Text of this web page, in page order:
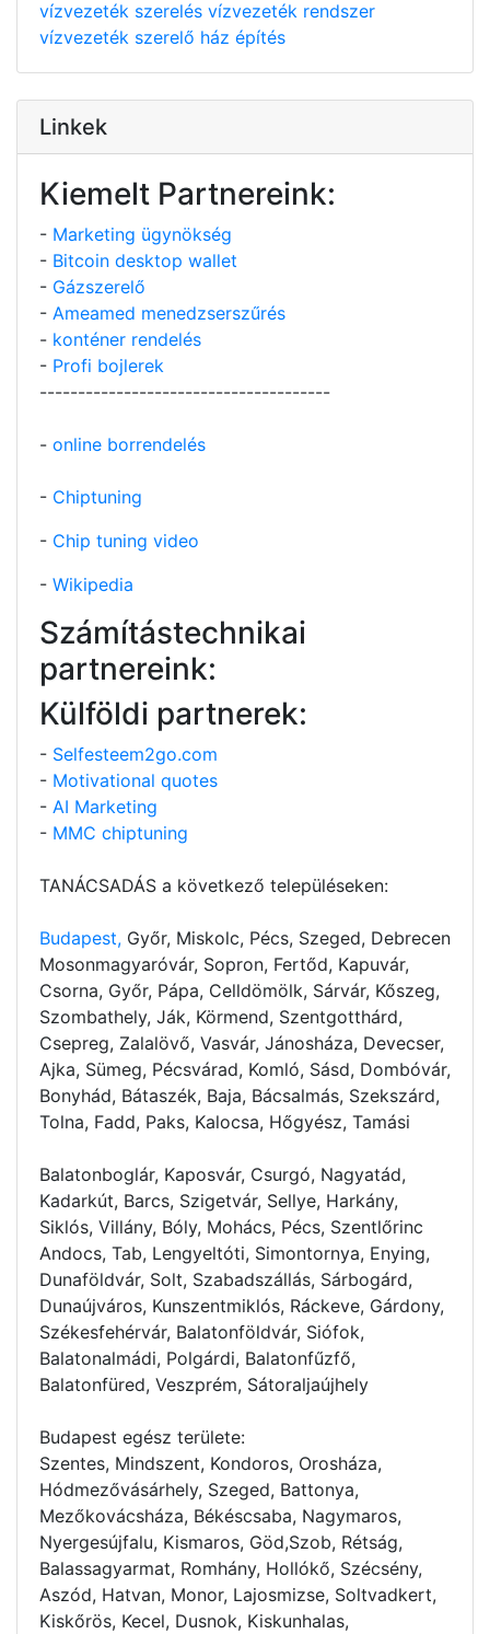
vízvezeték szerelés vízvezeték rendszer
vízvezeték szerelő ház építés
Linkek
Kiemelt Partnereink:
- Marketing ügynökség
- Bitcoin desktop wallet
- Gázszerelő
- Ameamed menedzserszűrés
- konténer rendelés
- Profi bojlerek
--------------------------------------
- online borrendelés
- Chiptuning
- Chip tuning video
- Wikipedia
Számítástechnikai
partnereink:
Külföldi partnerek:
- Selfesteem2go.com
- Motivational quotes
- AI Marketing
- MMC chiptuning
TANÁCSADÁS a következő településeken:
Budapest, Győr, Miskolc, Pécs, Szeged, Debrecen
Mosonmagyaróvár, Sopron, Fertőd, Kapuvár,
Csorna, Győr, Pápa, Celldömölk, Sárvár, Kőszeg,
Szombathely, Ják, Körmend, Szentgotthárd,
Csepreg, Zalalövő, Vasvár, Jánosháza, Devecser,
Ajka, Sümeg, Pécsvárad, Komló, Sásd, Dombóvár,
Bonyhád, Bátaszék, Baja, Bácsalmás, Szekszárd,
Tolna, Fadd, Paks, Kalocsa, Hőgyész, Tamási
Balatonboglár, Kaposvár, Csurgó, Nagyatád,
Kadarkút, Barcs, Szigetvár, Sellye, Harkány,
Siklós, Villány, Bóly, Mohács, Pécs, Szentlőrinc
Andocs, Tab, Lengyeltóti, Simontornya, Enying,
Dunaföldvár, Solt, Szabadszállás, Sárbogárd,
Dunaújváros, Kunszentmiklós, Ráckeve, Gárdony,
Székesfehérvár, Balatonföldvár, Siófok,
Balatonalmádi, Polgárdi, Balatonfűzfő,
Balatonfüred, Veszprém, Sátoraljaújhely
Budapest egész területe:
Szentes, Mindszent, Kondoros, Orosháza,
Hódmezővásárhely, Szeged, Battonya,
Mezőkovácsháza, Békéscsaba, Nagymaros,
Nyergesújfalu, Kismaros, Göd,Szob, Rétság,
Balassagyarmat, Romhány, Hollókő, Szécsény,
Aszód, Hatvan, Monor, Lajosmizse, Soltvadkert,
Kiskőrös, Kecel, Dusnok, Kiskunhalas,